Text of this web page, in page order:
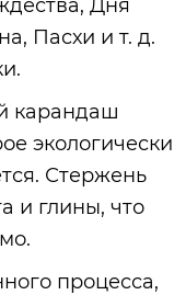
Дня
Пасхи и т. д.
карандаш
экологически
Стержень
и глины, что
процесса,